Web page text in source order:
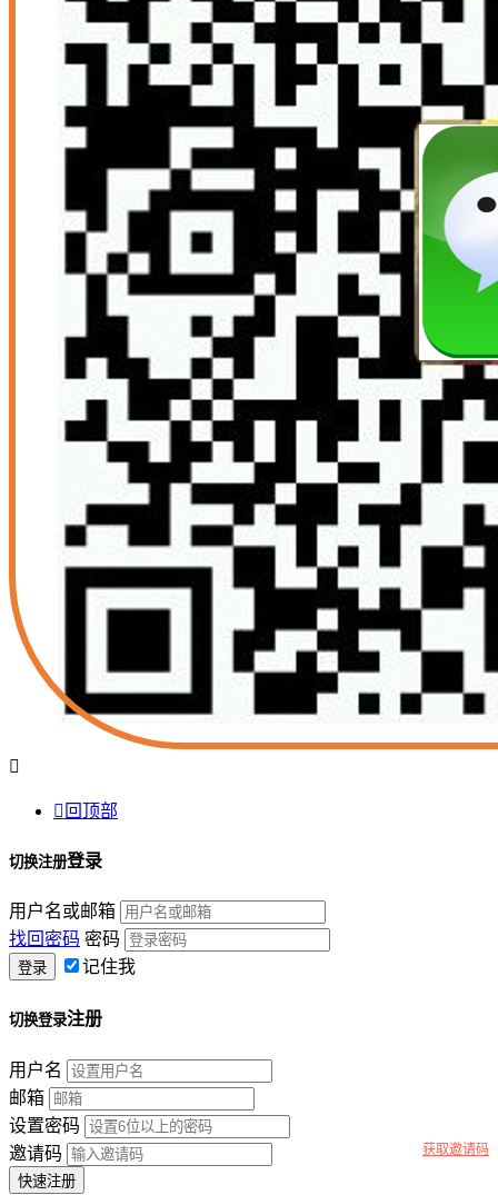

 回顶部
切换注册登录
用户名或邮箱
找回密码 密码
记住我
切换登录注册
用户名
邮箱
设置密码
邀请码
获取邀请码